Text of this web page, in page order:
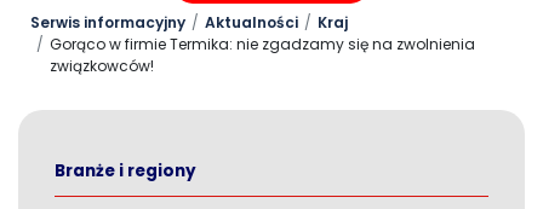
Serwis informacyjny Aktualności
Kraj
Gorąco w firmie Termika: nie zgadzamy się na zwolnienia
związkowców!
Branże i regiony